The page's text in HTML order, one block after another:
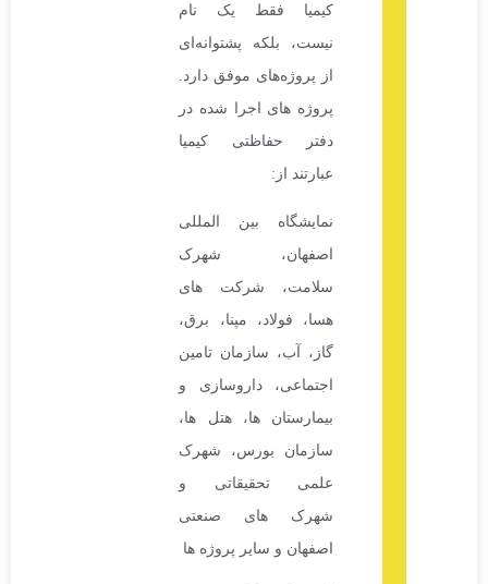
کیمیا فقط یک نام
نیست، بلکه پشتوانه‌ای
از پروژه‌های موفق دارد.
پروژه های اجرا شده در
دفتر حفاظتی کیمیا
نمایشگاه بین المللی
اصفهان، شهرک
سلامت، شرکت های
هسا، فولاد، مپنا، برق،
گاز، آب، سازمان تامین
اجتماعی، داروسازی و
بیمارستان ها، هتل ها،
سازمان بورس، شهرک
علمی تحقیقاتی و
شهرک های صنعتی
اصفهان و سایر پروژه ها